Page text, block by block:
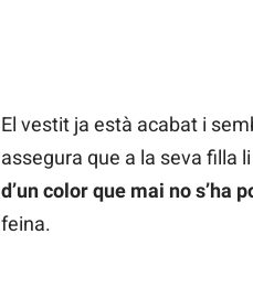
El vestit ja està acabat i
assegura que a la seva filla
d’un color que mai no s’ha
feina.